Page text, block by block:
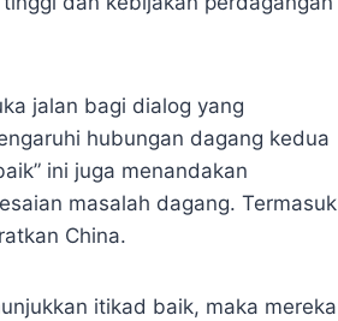
jalan bagi dialog yang
hubungan dagang kedua
ini juga menandakan
masalah dagang. Termasuk
China.
itikad baik, maka mereka